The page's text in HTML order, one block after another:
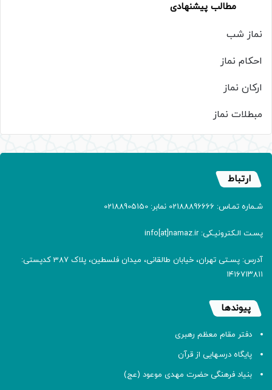
مطالب پیشنهادی
نماز شب
احکام نماز
ارکان نماز
مبطلات نماز
ارتباط
شـماره تمـاس: 02188896666 نمابر: 02188905150
پسـت الـکترونیـکی: info[at]namaz.ir
آدرس: پسـتی تهران، خیابان طالقانی، میدان فلسطین، پلاک 387 کدپستی:
۱۴۱۶۷۱۳۸۱۱
پیوندها
دفتر مقام معظم رهبری
پایگاه درسهایی از قرآن
بنیاد فرهنگی حضرت مهدی موعود (عج)